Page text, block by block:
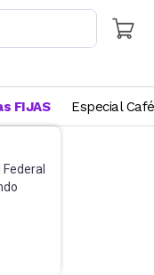
FIJAS Especial Café